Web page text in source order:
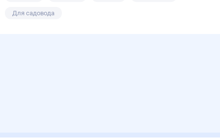
Для садовода